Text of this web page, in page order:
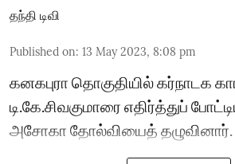
தந்தி டிவி
Published on: 13 May 2023, 8:08 pm
கனகபுரா தொகுதியில் கர்நாடக
டி.கே.சிவகுமாரை எதிர்த்துப்
அசோகா தோல்வியைத் தழுவினார்.